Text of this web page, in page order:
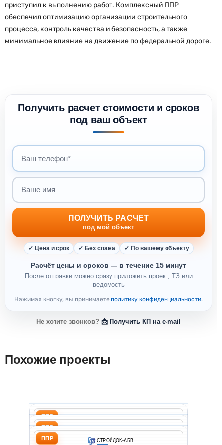
приступил к выполнению работ. Комплексный ППР
обеспечил оптимизацию организации строительного
процесса, контроль качества и безопасность, а также
минимальное влияние на движение по федеральной дороге.
Получить расчет стоимости и сроков
под ваш объект
Ваш телефон
Ваше имя
ПОЛУЧИТЬ РАСЧЕТ
под мой объект
✓ Цена и срок ✓ Без спама ✓ По вашему объекту
Расчёт цены и сроков — в течение 15 минут
После отправки можно сразу приложить проект, ТЗ или
ведомость
Нажимая кнопку, вы принимаете политику конфиденциальности.
Не хотите звонков? 📩 Получить КП на e-mail
Похожие проекты
ППР на реконструкцию
СТРОЙДОК-АБВ
Инжиниринговая компания
Свидетельство СРО П-161-026407281373-2618
ППР ППР на строительство
СТРОЙДОК-АБВ
Свидетельство СРО П-161-026407281373-2618
ППР ППР на обслуживание
СТРОЙДОК-АБВ
ППР